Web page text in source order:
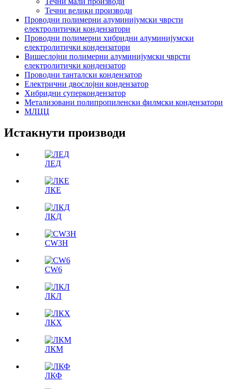
Течни велики производи
Проводни полимерни алуминијумски чврсти
електролитички кондензатори
Проводни полимерни хибридни алуминијумски
електролитички кондензатори
Вишеслојни полимерни алуминијумски чврсти
електролитички кондензатор
Проводни танталски кондензатор
Електрични двослојни кондензатор
Хибридни суперкондензатор
Метализовани полипропиленски филмски кондензатори
МЛЦЦ
Истакнути производи
ЛЕД
ЛКЕ
ЛКД
CW3H
CW6
ЛКЛ
ЛКX
ЛКМ
ЛКФ